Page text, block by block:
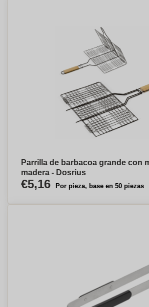
Parrilla de barbacoa grande con
madera - Dosrius
€5,16 Por pieza, base en 50 piezas